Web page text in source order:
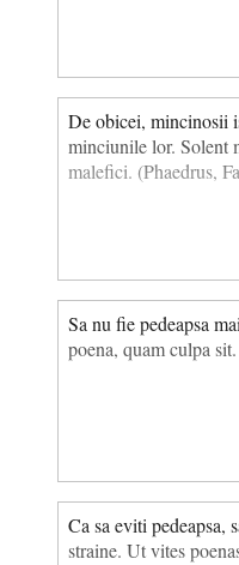
De obicei, mincinosii
minciunile lor. Solent
malefici. (Phaedrus,
Sa nu fie pedeapsa
poena, quam culpa
Ca sa eviti pedeapsa,
straine. Ut vites